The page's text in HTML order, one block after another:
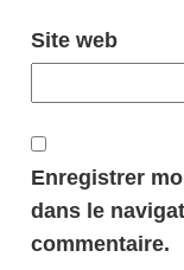
Site web
Enregistrer
dans le
commentaire.